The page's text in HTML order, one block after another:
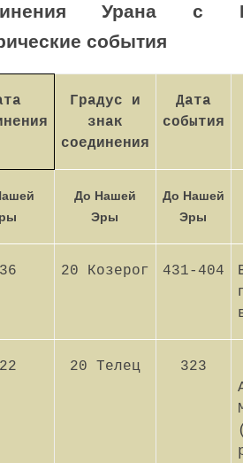
Урана с
события
Градус и
знак
соединения
Дата
события
До Нашей
Эры
До Нашей
Эры
20 Козерог 431-404
20 Телец 323